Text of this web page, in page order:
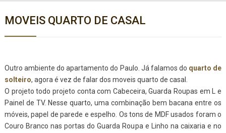
MOVEIS QUARTO DE CASAL
Outro ambiente do apartamento do Paulo. Já falamos do quarto de
solteiro, agora é vez de falar dos moveis quarto de casal.
O projeto todo projeto conta com Cabeceira, Guarda Roupas em L e
Painel de TV. Nesse quarto, uma combinação bem bacana entre os
móveis, papel de parede e espelho. Os tons de MDF usados foram o
Couro Branco nas portas do Guarda Roupa e Linho na caixaria e no